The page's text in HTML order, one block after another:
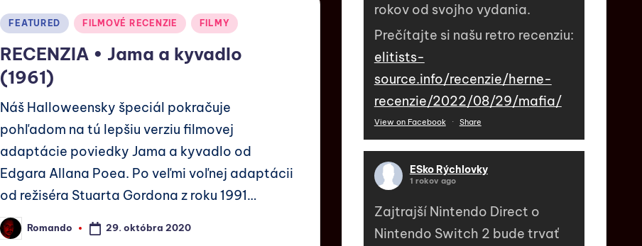
FEATURED FILMOVÉ RECENZIE FILMY
RECENZIA • Jama a kyvadlo
(1961)
Náš Halloweensky špeciál pokračuje
pohľadom na tú lepšiu verziu filmovej
adaptácie poviedky Jama a kyvadlo od
Edgara Allana Poea. Po veľmi voľnej adaptácii
od režiséra Stuarta Gordona z roku 1991…
Romando 29. októbra 2020
rokov od svojho vydania.
Prečítajte si našu retro recenziu:
elitists-
source.info/recenzie/herne-
recenzie/2022/08/29/mafia/
View on Facebook · Share
ESko Rýchlovky
1 rokov ago
Zajtrajší Nintendo Direct o
Nintendo Switch 2 bude trvať